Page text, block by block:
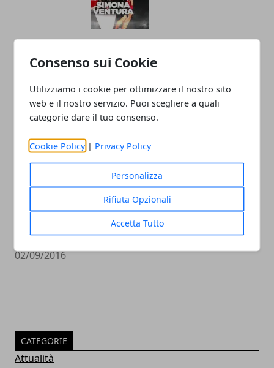
Consenso sui Cookie
Utilizziamo i cookie per ottimizzare il nostro sito
web e il nostro servizio. Puoi scegliere a quali
categorie dare il tuo consenso.
Cookie Policy | Privacy Policy
Personalizza
Rifiuta Opzionali
Accetta Tutto
messaggio su Instagram
07/02/2019
Britney Spears Figli: La Cantante Spera
Non Diventino Famosi
02/09/2016
CATEGORIE
Attualità